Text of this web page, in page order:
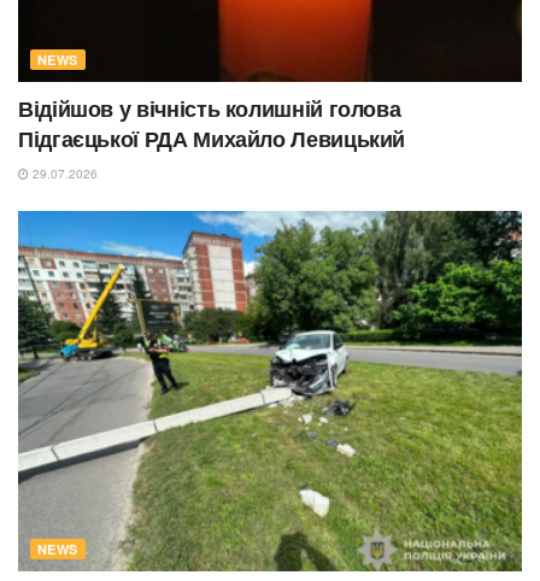
NEWS
Відійшов у вічність колишній голова
Підгаєцької РДА Михайло Левицький
29.07.2026
NEWS